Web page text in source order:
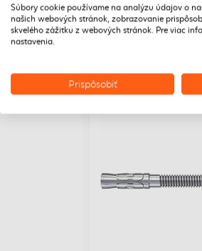
Súbory cookie používame na analýzu údajov o
našich webových stránok, zobrazovanie
skvelého zážitku z webových stránok. Pre viac
nastavenia.
Prispôsobiť